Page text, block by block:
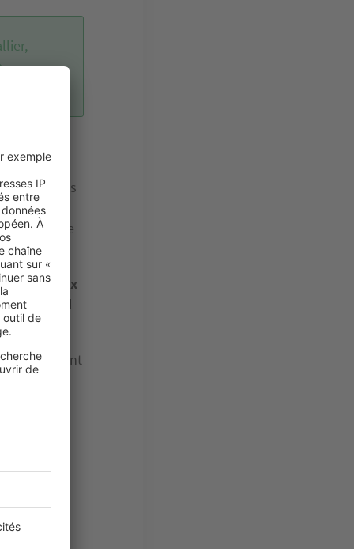
que vous
bien
et enfin de
chaleureux
est qu’il
cependant
gamme,
pas
la façon